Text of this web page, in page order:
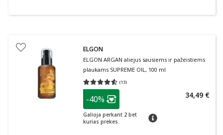
ELGON
ELGON ARGAN aliejus sausiems ir pažeistiems
plaukams SUPREME OIL, 100 ml
(13)
Vidutinis įvertinimas 4.54
patarimas
Lojalumo klubo narių nuolaida
-40%
Galioja perkant 2 bet
kurias prekes.
patarimas
34,49 €